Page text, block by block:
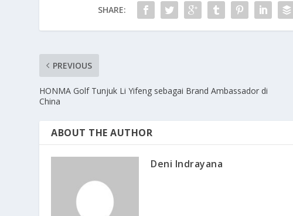
SHARE:
PREVIOUS
HONMA Golf Tunjuk Li Yifeng sebagai Brand Ambassador di
China
ABOUT THE AUTHOR
Deni Indrayana